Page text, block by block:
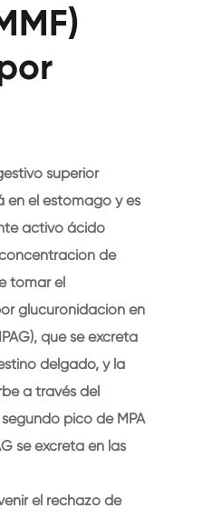
superior
en el estómago y es
activo ácido
de
tomar el
glucuronidación en
que se excreta
delgado, y la
a través del
pico de MPA
se excreta en las
el rechazo de